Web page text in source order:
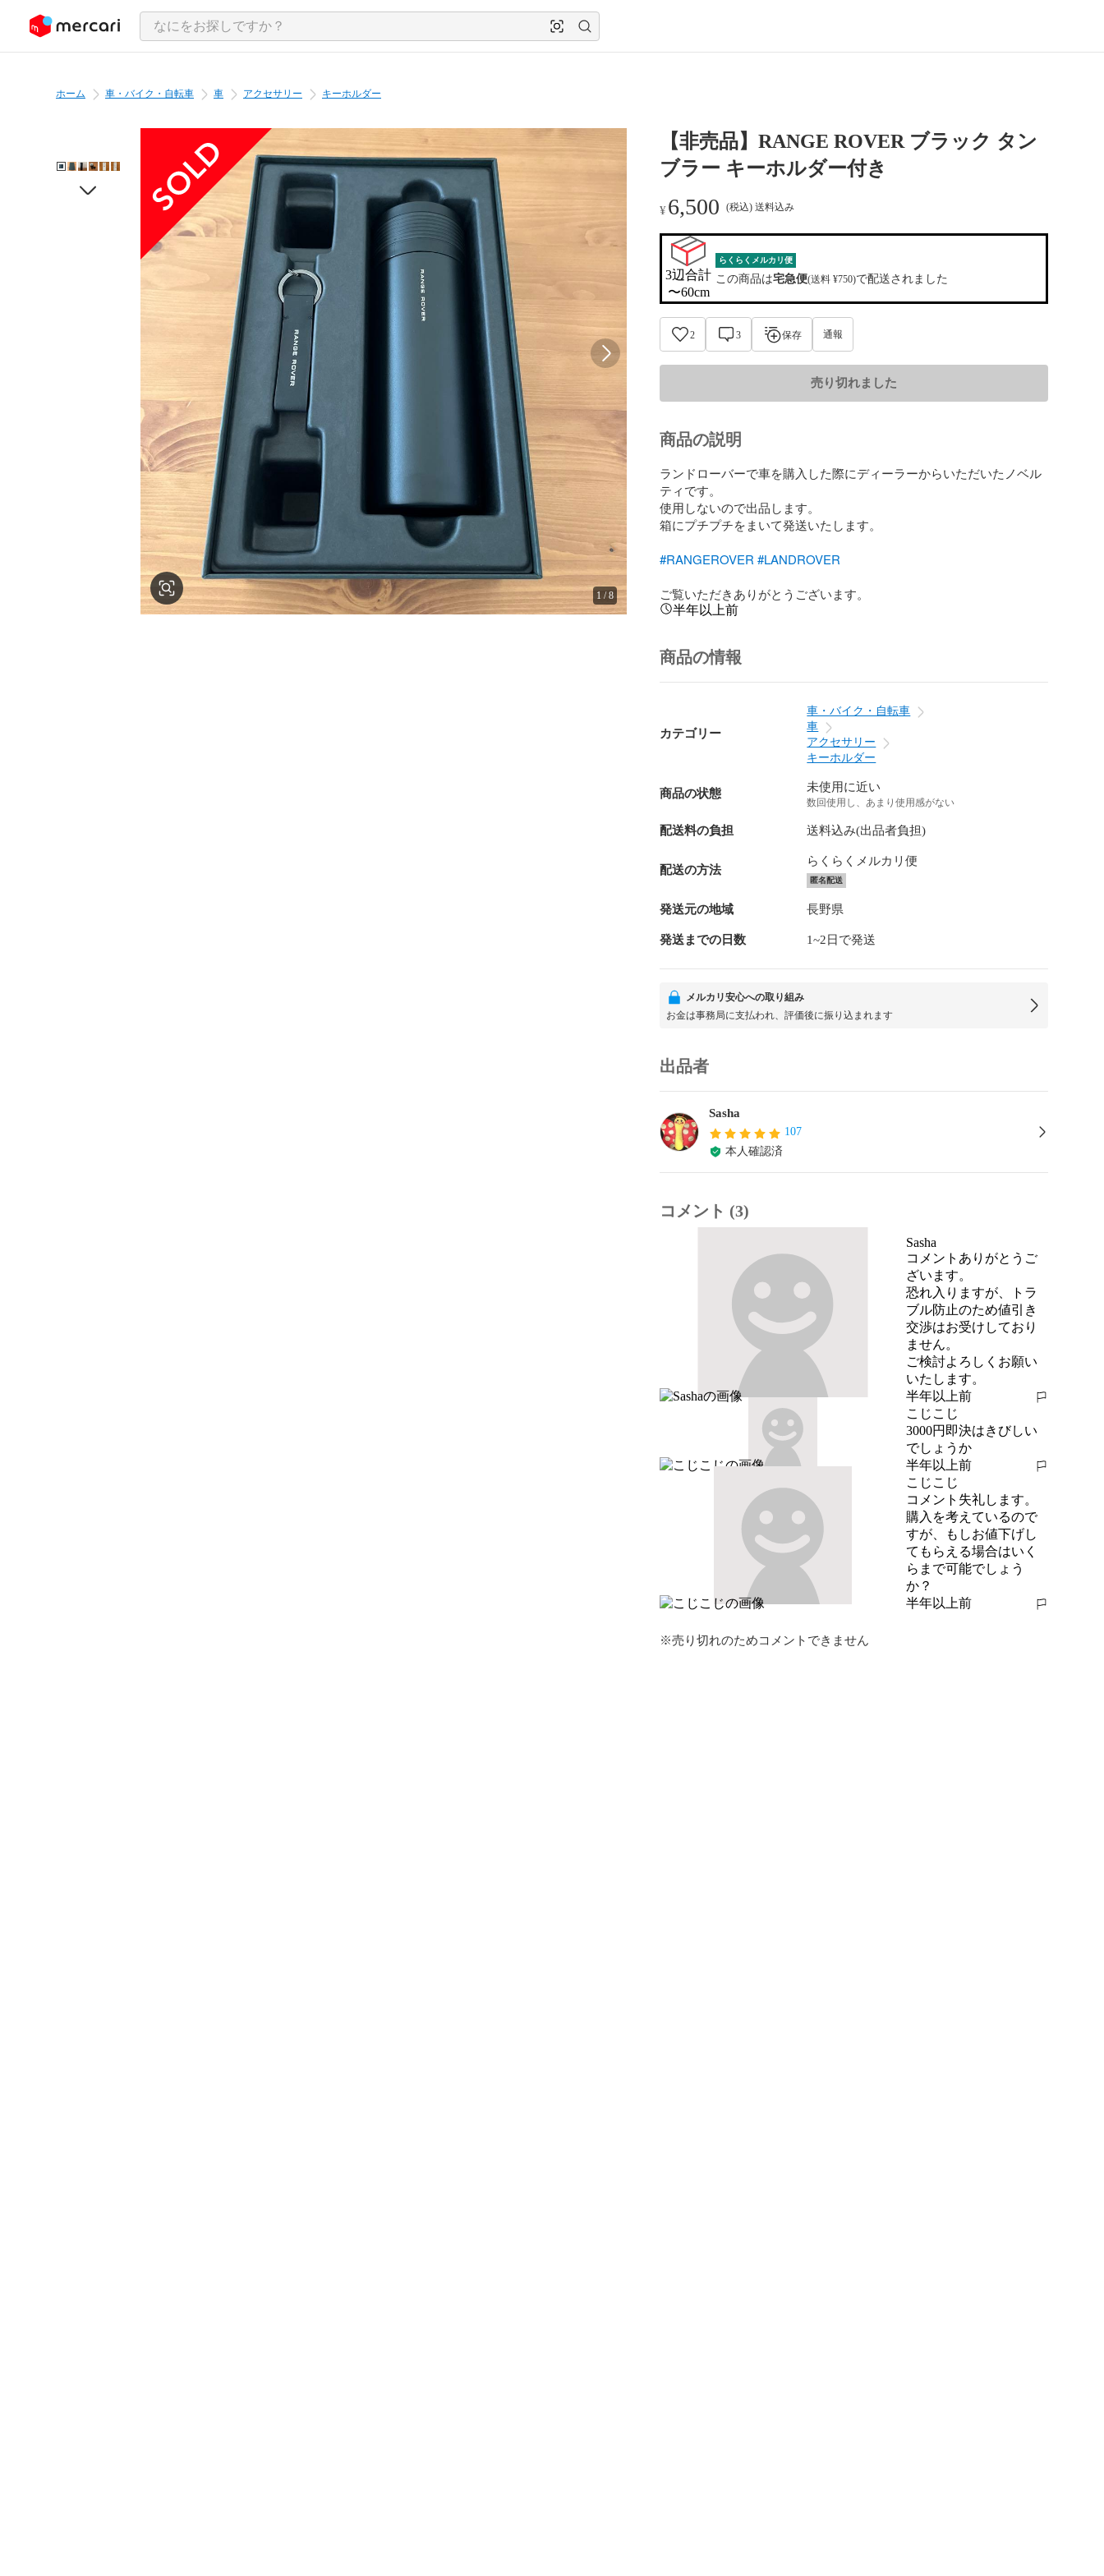
ツにスキップ
ホーム 車・バイク・自転車 車 アクセサリー キーホルダー
1/8
【非売品】RANGE ROVER ブラック タン
ブラー キーホルダー付き
¥ 6,500 (税込) 送料込み
3辺合計
〜60cm
らくらくメルカリ便
この商品は宅急便(送料 ¥750)で配送されました
2 3 保存 通報
売り切れました
商品の説明
ランドローバーで車を購入した際にディーラーからいただいたノベル
ティです。
使用しないので出品します。
箱にプチプチをまいて発送いたします。
#RANGEROVER #LANDROVER
ご覧いただきありがとうございます。
半年以上前
商品の情報
カテゴリー
車・バイク・自転車
車
アクセサリー
キーホルダー
商品の状態 未使用に近い
数回使用し、あまり使用感がない
配送料の負担 送料込み(出品者負担)
配送の方法
らくらくメルカリ便
匿名配送
発送元の地域 長野県
発送までの日数 1~2日で発送
メルカリ安心への取り組み
お金は事務局に支払われ、評価後に振り込まれます
出品者
Sasha
107
本人確認済
コメント (3)
Sasha
コメントありがとうご
ざいます。
恐れ入りますが、トラ
ブル防止のため値引き
交渉はお受けしており
ません。
ご検討よろしくお願い
いたします。
半年以上前
報告する
こじこじ
3000円即決はきびしい
でしょうか
半年以上前
報告する
こじこじ
コメント失礼します。
購入を考えているので
すが、もしお値下げし
てもらえる場合はいく
らまで可能でしょう
か？
半年以上前
報告する
※売り切れのためコメントできません